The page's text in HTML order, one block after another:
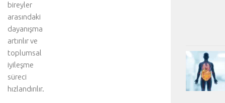
bireyler
arasındaki
dayanışma
artırılır ve
toplumsal
iyileşme
süreci
hızlandırılır.